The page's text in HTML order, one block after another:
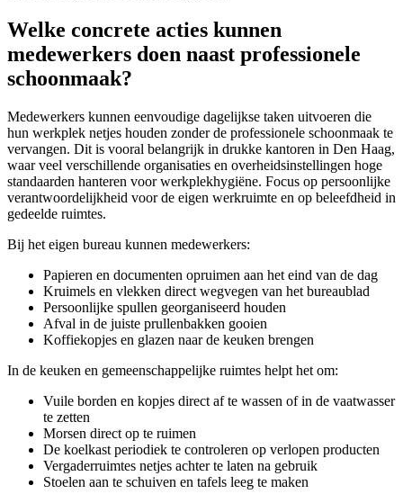
Welke concrete acties kunnen
medewerkers doen naast professionele
schoonmaak?
Medewerkers kunnen eenvoudige dagelijkse taken uitvoeren die
hun werkplek netjes houden zonder de professionele schoonmaak te
vervangen. Dit is vooral belangrijk in drukke kantoren in Den Haag,
waar veel verschillende organisaties en overheidsinstellingen hoge
standaarden hanteren voor werkplekhygiëne. Focus op persoonlijke
verantwoordelijkheid voor de eigen werkruimte en op beleefdheid in
gedeelde ruimtes.
Bij het eigen bureau kunnen medewerkers:
Papieren en documenten opruimen aan het eind van de dag
Kruimels en vlekken direct wegvegen van het bureaublad
Persoonlijke spullen georganiseerd houden
Afval in de juiste prullenbakken gooien
Koffiekopjes en glazen naar de keuken brengen
In de keuken en gemeenschappelijke ruimtes helpt het om:
Vuile borden en kopjes direct af te wassen of in de vaatwasser
te zetten
Morsen direct op te ruimen
De koelkast periodiek te controleren op verlopen producten
Vergaderruimtes netjes achter te laten na gebruik
Stoelen aan te schuiven en tafels leeg te maken